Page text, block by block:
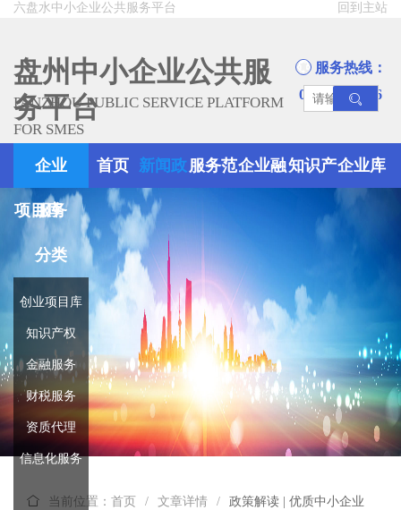
回到主站
六盘水中小企业公共服务平台
盘州中小企业公共服
务平台
PANZHOU PUBLIC SERVICE PLATFORM
FOR SMES
服务热线：
0858-8945666
企业
服务
分类
创业项目库
知识产权
金融服务
财税服务
资质代理
信息化服务
首页 新闻政
策
服务范企业融知识产企业库
项目库
当前位置：首页 / 文章详情 / 政策解读 | 优质中小企业